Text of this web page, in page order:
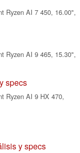
Ryzen AI 7 450, 16.00",
Ryzen AI 9 465, 15.30",
specs
Ryzen AI 9 HX 470,
y specs